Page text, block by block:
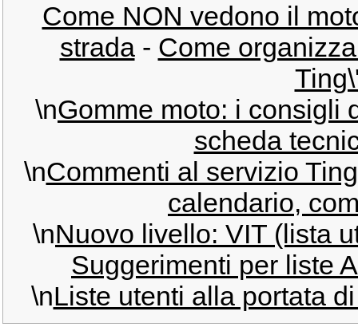
Come NON vedono il
strada- Come
\nGomme moto: i consigli
scheda
\nCommenti al servizio
calendario,
\nNuovo livello: VIT (lista
Suggerimenti per liste
\nListe utenti alla portata